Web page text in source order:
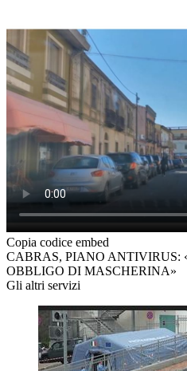
Copia codice embed
CABRAS, PIANO ANTIVIRUS:
OBBLIGO DI MASCHERINA»
Gli altri servizi